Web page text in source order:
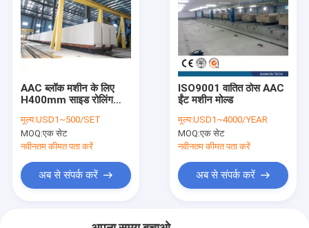
AAC ब्लॉक मशीन के लिए
H400mm साइड रोलिंग
मूल्य:USD1~500/SET
MOQ:एक सेट
नवीनतम कीमत पता करें
अब से संपर्क करें
ISO9001 वातित ठोस AAC
ईंट मशीन मोल्ड
मूल्य:USD1~4000/YEAR
MOQ:एक सेट
नवीनतम कीमत पता करें
अब से संपर्क करें